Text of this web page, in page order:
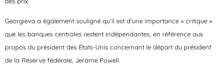
Georgieva a également souligné qu’il est d’une importance « critique »
que les banques centrales restent indépendantes, en référence aux
propos du président des États-Unis concernant le départ du président
de la Réserve fédérale, Jerome Powell.